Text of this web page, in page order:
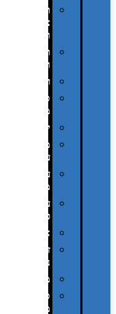
תיקי
ומכתביות
תערוכות
וכנסים
רמקולים
סוכריות
ממותגות
יודאיקה
מארזי
עטים
עטי
מתכת
עטי
פלסטיק
אוזניות
זכרונות
ניידים
מפצלים
סביבת
מחשב